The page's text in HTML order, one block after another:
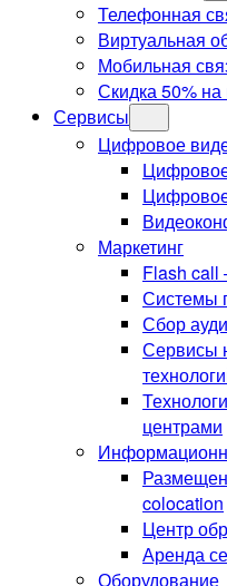
Телефонная
Виртуальная
Мобильная
Скидка 50%
Сервисы
Цифровое
Маркетинг
Flash call
Системы
Сбор
Сервисы
центрами
colocation
Центр
Аренда
Оборудование